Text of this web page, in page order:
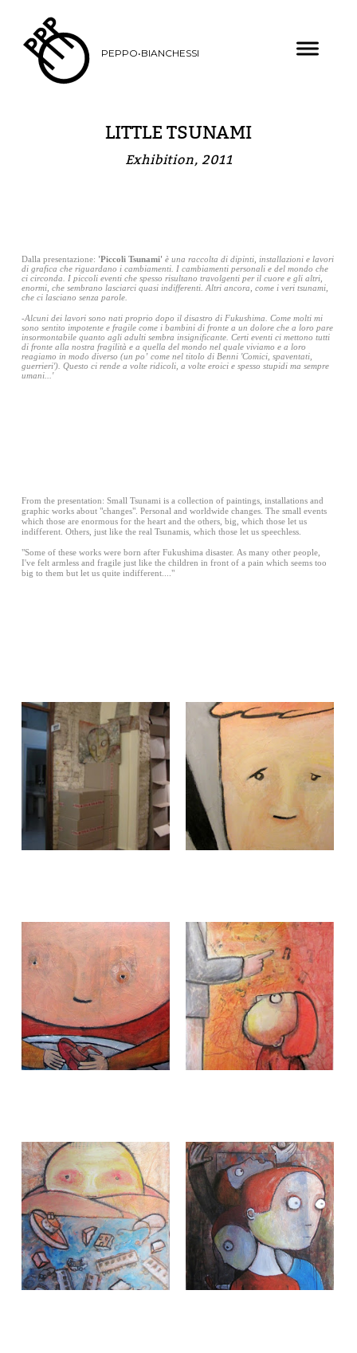
PEPPO•BIANCHESSI
LITTLE TSUNAMI
Exhibition, 2011
Dalla presentazione: 'Piccoli Tsunami' è una raccolta di dipinti, installazioni e lavori
di grafica che riguardano i cambiamenti. I cambiamenti personali e del mondo che
ci circonda. I piccoli eventi che spesso risultano travolgenti per il cuore e gli altri,
enormi, che sembrano lasciarci quasi indifferenti. Altri ancora, come i veri tsunami,
che ci lasciano senza parole.
-Alcuni dei lavori sono nati proprio dopo il disastro di Fukushima. Come molti mi
sono sentito impotente e fragile come i bambini di fronte a un dolore che a loro pare
insormontabile quanto agli adulti sembra insignificante. Certi eventi ci mettono tutti
di fronte alla nostra fragilità e a quella del mondo nel quale viviamo e a loro
reagiamo in modo diverso (un po’ come nel titolo di Benni 'Comici, spaventati,
guerrieri'). Questo ci rende a volte ridicoli, a volte eroici e spesso stupidi ma sempre
umani...'
From the presentation: Small Tsunami is a collection of paintings, installations and
graphic works about "changes". Personal and worldwide changes. The small events
which those are enormous for the heart and the others, big, which those let us
indifferent. Others, just like the real Tsunamis, which those let us speechless.
"Some of these works were born after Fukushima disaster. As many other people,
I've felt armless and fragile just like the children in front of a pain which seems too
big to them but let us quite indifferent...."